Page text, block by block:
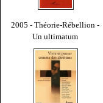
2005 - Théorie-Rébellion -
Un ultimatum